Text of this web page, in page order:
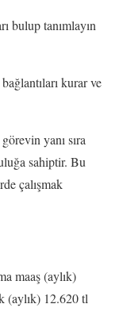
bulup tanımlayın
kurar ve
yanı sıra
sahiptir. Bu
çalışmak
maaş (aylık)
(aylık) 12.620 tl